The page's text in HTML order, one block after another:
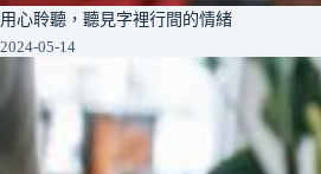
用心聆聽，聽見字裡行間的情緒
2024-05-14